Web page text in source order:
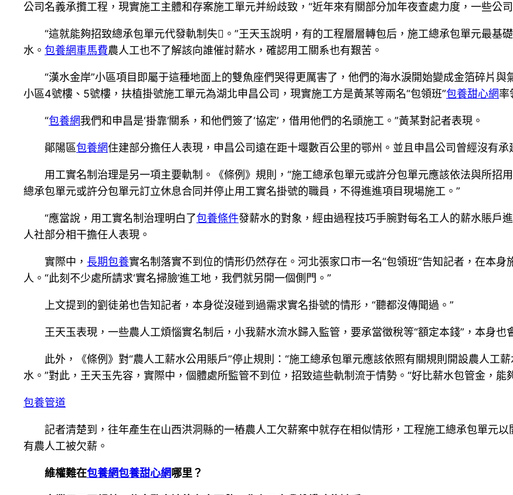
公司名義承攬工程，現實施工主體和存案施工單元并紛歧致，“近年來有關部分加年夜查處力度，一些公
“這就能夠招致總承包單元代發軌制失。”王天玉說明，有的工程層層轉包后，施工總承包單元最基
水。 包養網車馬費農人工也不了解該向誰催討薪水，確認用工關系也有艱苦。
“漢水金岸”小區項目即屬于這種地面上的雙魚座們哭得更厲害了，他們的海水淚開始變成金箔碎片
小區4號樓、5號樓，扶植掛號施工單元為湖北申昌公司，現實施工方是黃某等兩名“包領班”包養甜心網率
“包養網我們和申昌是‘掛靠’關系，和他們簽了‘協定’，借用他們的名頭施工。”黃某對記者表現。
鄖陽區包養網住建部分擔任人表現，申昌公司遠在距十堰數百公里的鄂州。並且申昌公司曾經沒有承
用工實名制治理是另一項主要軌制。《條例》規則，“施工總承包單元或許分包單元應該依法與所招
總承包單元或許分包單元訂立休息合同并停止用工實名掛號的職員，不得進進項目現場施工。”
“應當說，用工實名制治理明白了包養條件發薪水的對象，經由過程技巧手腕對每名工人的薪水賬戶
人社部分相干擔任人表現。
實際中， 長期包養實名制落實不到位的情形仍然存在。河北張家口市一名“包領班”告知記者，在本
人。“此刻不少處所請求‘實名掃臉’進工地，我們就另開一個側門。”
上文提到的劉徒弟也告知記者，本身從沒碰到過需求實名掛號的情形，“聽都沒傳聞過。”
王天玉表現，一些農人工煩惱實名制后，小我薪水流水歸入監管，要承當徵稅等“額定本錢”，本身也
此外，《條例》對“農人工薪水公用賬戶”停止規則：“施工總承包單元應該依照有關規則開設農人工
水。”對此，王天玉先容，實際中，個體處所監管不到位，招致這些軌制流于情勢。“好比薪水包管金，能
包養管道
記者清楚到，往年產生在山西洪洞縣的一樁農人工欠薪案中就存在相似情形，工程施工總承包單元
有農人工被欠薪。
維權難在包養網包養甜心網哪里？